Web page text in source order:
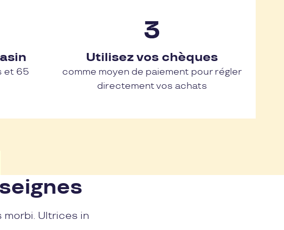
et 65
Utilisez vos chèques
comme moyen de paiement pour régler
directement vos achats
Ultrices in